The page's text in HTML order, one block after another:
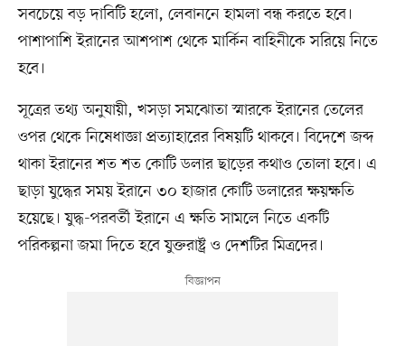
সবচেয়ে বড় দাবিটি হলো, লেবাননে হামলা বন্ধ করতে হবে।
পাশাপাশি ইরানের আশপাশ থেকে মার্কিন বাহিনীকে সরিয়ে নিতে
হবে।
সূত্রের তথ্য অনুযায়ী, খসড়া সমঝোতা স্মারকে ইরানের তেলের
ওপর থেকে নিষেধাজ্ঞা প্রত্যাহারের বিষয়টি থাকবে। বিদেশে জব্দ
থাকা ইরানের শত শত কোটি ডলার ছাড়ের কথাও তোলা হবে। এ
ছাড়া যুদ্ধের সময় ইরানে ৩০ হাজার কোটি ডলারের ক্ষয়ক্ষতি
হয়েছে। যুদ্ধ-পরবর্তী ইরানে এ ক্ষতি সামলে নিতে একটি
পরিকল্পনা জমা দিতে হবে যুক্তরাষ্ট্র ও দেশটির মিত্রদের।